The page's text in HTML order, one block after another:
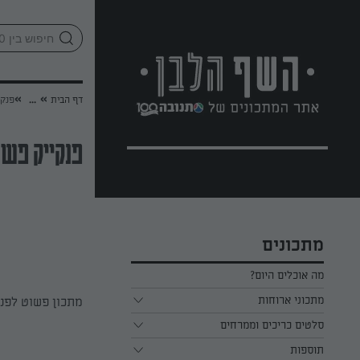
מתכונים
מה אוכלים היום?
מתכוני ארוחות
ארוחת בוקר
ארוחת צהריים
סלטים כריכים וממרחים
כל הסלטים כריכים וממרחים
תוספות
דף הבית »
...
»
פנקייק
מתכון פשוט